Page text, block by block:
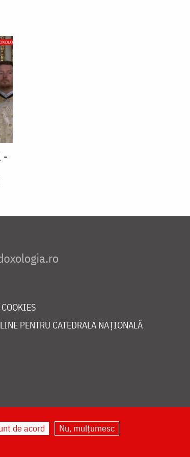
-
PENTRU CATEDRALA NAȚIONALĂ
de acord Nu, mulțumesc